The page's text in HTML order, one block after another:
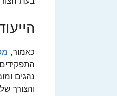
כאמור,
נהגים
והצורך